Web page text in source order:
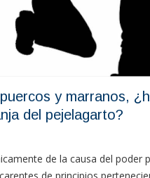
y marranos,
del pejelagarto?
de la causa del poder